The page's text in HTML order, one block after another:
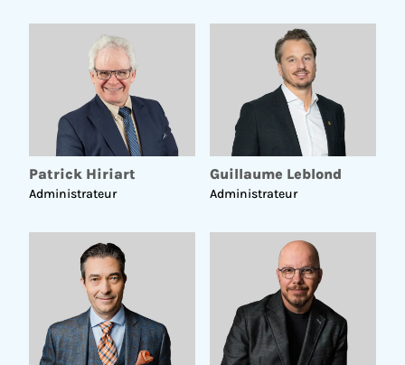
UN CONSEIL D'ADMINISTRATION ENGAGÉ
Patrick Hiriart
Administrateur
Guillaume Leblond
Administrateur